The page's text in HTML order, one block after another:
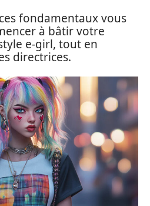
fondamentaux vous
à bâtir votre
e-girl, tout en
directrices.